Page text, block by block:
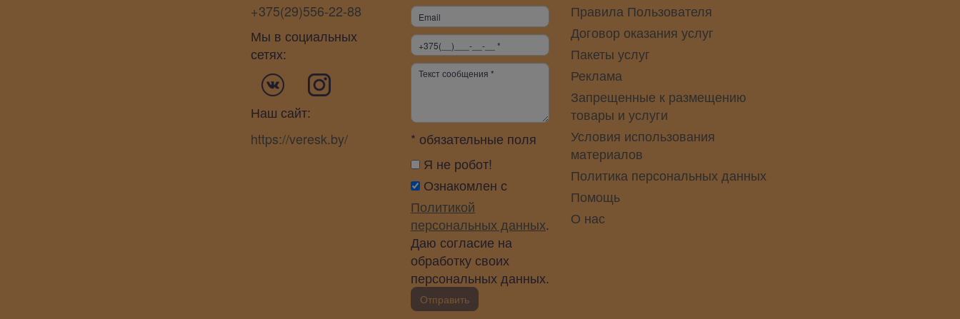
+375(29)556-22-88
Мы в социальных
сетях:
Наш сайт:
https://veresk.by/
* обязательные поля
Я не робот!
Ознакомлен с
Политикой
персональных данных.
Даю согласие на
обработку своих
персональных данных.
Отправить
Правила Пользователя
Договор оказания услуг
Пакеты услуг
Реклама
Запрещенные к размещению
товары и услуги
Условия использования
материалов
Политика персональных данных
Помощь
О нас